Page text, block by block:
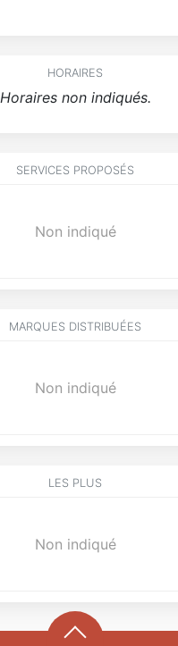
HORAIRES
Horaires non indiqués.
SERVICES PROPOSÉS
Non indiqué
MARQUES DISTRIBUÉES
Non indiqué
LES PLUS
Non indiqué